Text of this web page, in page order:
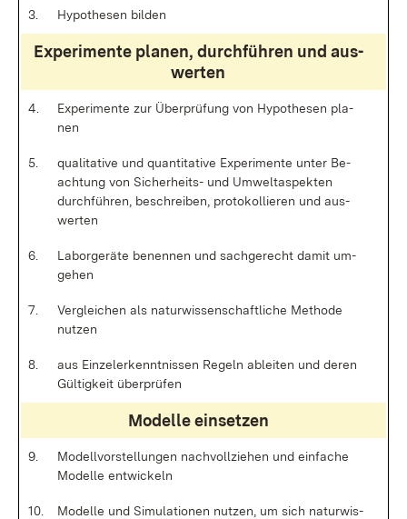
3. Hy­po­the­sen bil­den
Ex­pe­ri­men­te pla­nen, durch­füh­ren und aus­
wer­ten
4.
Ex­pe­ri­men­te zur Über­prü­fung von Hy­po­the­sen pla­
nen
5.
qua­li­ta­ti­ve und quan­ti­ta­ti­ve Ex­pe­ri­men­te un­ter Be­
ach­tung von Si­cher­heits- und Um­welt­as­pek­ten
durch­füh­ren, be­schrei­ben, pro­to­kol­lie­ren und aus­
wer­ten
6.
La­bor­ge­rä­te be­nen­nen und sach­ge­recht da­mit um­
ge­hen
7.
Ver­glei­chen als na­tur­wis­sen­schaft­li­che Me­tho­de
nut­zen
8.
aus Ein­zel­er­kennt­nis­sen Re­geln ab­lei­ten und de­ren
Gül­tig­keit über­prü­fen
Mo­del­le ein­set­zen
9.
Mo­dell­vor­stel­lun­gen nach­voll­zie­hen und ein­fa­che
Mo­del­le ent­wi­ckeln
10.
Mo­del­le und Si­mu­la­tio­nen nut­zen, um sich na­tur­wis­